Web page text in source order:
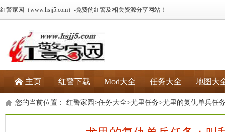
红警家园（www.hsjj5.com）-免费的红警及相关资源分享网站！
主页 红警下载 Mod大全 任务大全 地图大
您的当前位置： 红警家园 >任务大全>尤里任务>尤里的复仇单兵任